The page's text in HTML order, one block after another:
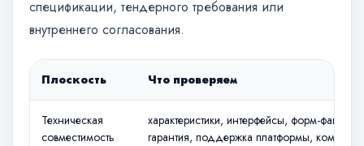
спецификации, тендерного требования или
внутреннего согласования.
Плоскость Что проверяем
Техническая
совместимость
характеристики, интерфейсы, форм-фактор,
гарантия, поддержка платформы,